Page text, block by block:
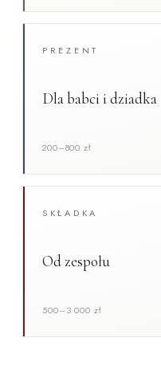
PREZENT
Dla babci i dziadka
200–800 zł
SKŁADKA
Od zespołu
500–3 000 zł